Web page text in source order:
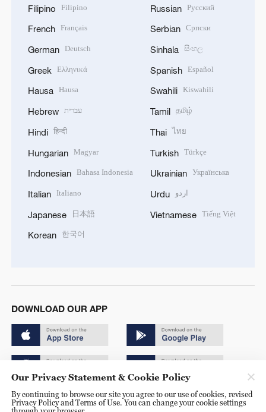
Filipino Filipino
French Français
German Deutsch
Greek Ελληνικά
Hausa Hausa
Hebrew עברית
Hindi हिन्दी
Hungarian Magyar
Indonesian Bahasa Indonesia
Italian Italiano
Japanese 日本語
Korean 한국어
Russian Русский
Serbian Српски
Sinhala සිංහල
Spanish Español
Swahili Kiswahili
Tamil தமிழ்
Thai ไทย
Turkish Türkçe
Ukrainian Українська
Urdu اردو
Vietnamese Tiếng Việt
DOWNLOAD OUR APP
Copyright © 2024 CGTN.
Our Privacy Statement & Cookie Policy
By continuing to browse our site you agree to our use of cookies, revised
Privacy Policy and Terms of Use. You can change your cookie settings